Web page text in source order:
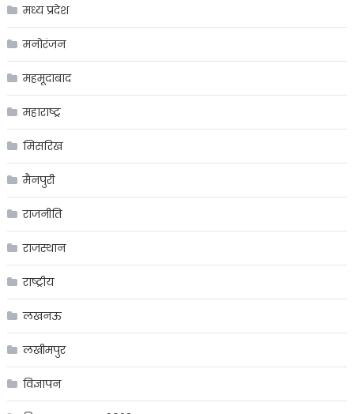
मध्य प्रदेश
मनोरंजन
महमूदाबाद
महाराष्ट्र
मिसरिख
मैनपुरी
राजनीति
राजस्थान
राष्ट्रीय
लखनऊ
लखीमपुर
विज्ञापन